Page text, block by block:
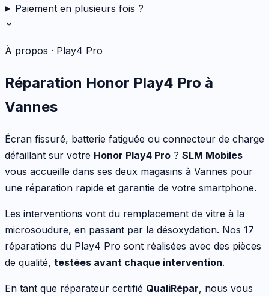
Paiement en plusieurs fois ?
À propos · Play4 Pro
Réparation Honor Play4 Pro à
Vannes
Écran fissuré, batterie fatiguée ou connecteur de charge
défaillant sur votre Honor Play4 Pro ? SLM Mobiles
vous accueille dans ses deux magasins à Vannes pour
une réparation rapide et garantie de votre smartphone.
Les interventions vont du remplacement de vitre à la
microsoudure, en passant par la désoxydation. Nos 17
réparations du Play4 Pro sont réalisées avec des pièces
de qualité, testées avant chaque intervention.
En tant que réparateur certifié QualiRépar, nous vous